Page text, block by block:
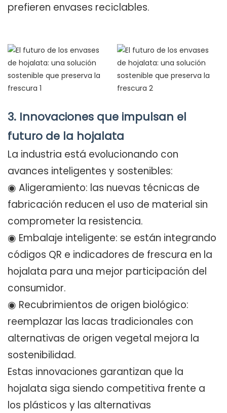
prefieren envases reciclables.
3. Innovaciones que impulsan el
futuro de la hojalata
La industria está evolucionando con
avances inteligentes y sostenibles:
◉ Aligeramiento: las nuevas técnicas de
fabricación reducen el uso de material sin
comprometer la resistencia.
◉ Embalaje inteligente: se están integrando
códigos QR e indicadores de frescura en la
hojalata para una mejor participación del
consumidor.
◉ Recubrimientos de origen biológico:
reemplazar las lacas tradicionales con
alternativas de origen vegetal mejora la
sostenibilidad.
Estas innovaciones garantizan que la
hojalata siga siendo competitiva frente a
los plásticos y las alternativas